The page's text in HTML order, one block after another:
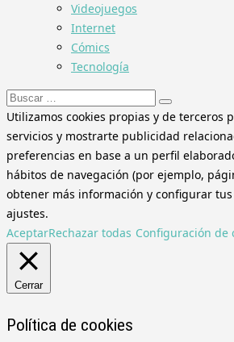
Videojuegos
Internet
Cómics
Tecnología
Buscar:
Utilizamos cookies propias y de terceros
servicios y mostrarte publicidad
preferencias en base a un perfil
hábitos de navegación (por ejemplo,
obtener más información y configurar
ajustes.
AceptarRechazar todas Configuración de
Cerrar
Política de cookies